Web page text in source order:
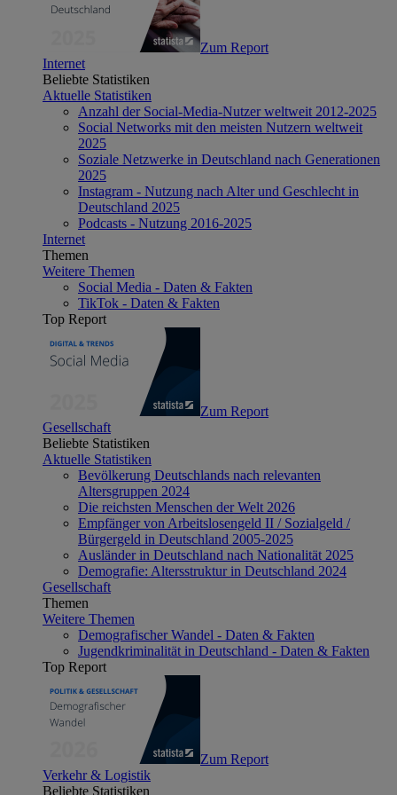
Zum Report
Internet
Beliebte Statistiken
Aktuelle Statistiken
Anzahl der Social-Media-Nutzer weltweit 2012-2025
Social Networks mit den meisten Nutzern weltweit
2025
Soziale Netzwerke in Deutschland nach Generationen
2025
Instagram - Nutzung nach Alter und Geschlecht in
Deutschland 2025
Podcasts - Nutzung 2016-2025
Internet
Themen
Weitere Themen
Social Media - Daten & Fakten
TikTok - Daten & Fakten
Top Report
Zum Report
Gesellschaft
Beliebte Statistiken
Aktuelle Statistiken
Bevölkerung Deutschlands nach relevanten
Altersgruppen 2024
Die reichsten Menschen der Welt 2026
Empfänger von Arbeitslosengeld II / Sozialgeld /
Bürgergeld in Deutschland 2005-2025
Ausländer in Deutschland nach Nationalität 2025
Demografie: Altersstruktur in Deutschland 2024
Gesellschaft
Themen
Weitere Themen
Demografischer Wandel - Daten & Fakten
Jugendkriminalität in Deutschland - Daten & Fakten
Top Report
Zum Report
Verkehr & Logistik
Beliebte Statistiken